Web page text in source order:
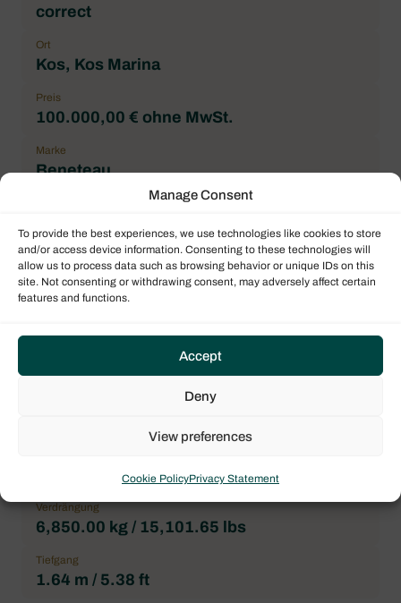
Manage Consent
To provide the best experiences, we use technologies like cookies to store
and/or access device information. Consenting to these technologies will
allow us to process data such as browsing behavior or unique IDs on this
site. Not consenting or withdrawing consent, may adversely affect certain
features and functions.
Accept
Deny
View preferences
Cookie PolicyPrivacy Statement
correct
Ort
Kos, Kos Marina
Preis
100.000,00 € ohne MwSt.
Marke
Beneteau
Architekt
Finot - Conq Architectes
3.99 m / 13.09 ft
Verdrängung
6,850.00 kg / 15,101.65 lbs
Tiefgang
1.64 m / 5.38 ft